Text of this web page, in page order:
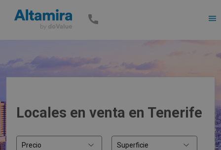
Locales en venta en Tenerife
Precio Superficie